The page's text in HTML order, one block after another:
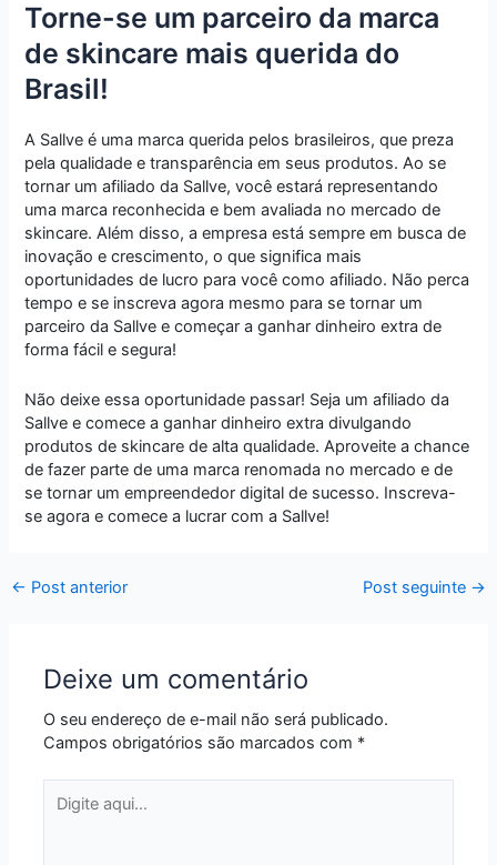
Torne-se um parceiro da marca
de skincare mais querida do
Brasil!
A Sallve é uma marca querida pelos brasileiros, que preza
pela qualidade e transparência em seus produtos. Ao se
tornar um afiliado da Sallve, você estará representando
uma marca reconhecida e bem avaliada no mercado de
skincare. Além disso, a empresa está sempre em busca de
inovação e crescimento, o que significa mais
oportunidades de lucro para você como afiliado. Não perca
tempo e se inscreva agora mesmo para se tornar um
parceiro da Sallve e começar a ganhar dinheiro extra de
forma fácil e segura!
Não deixe essa oportunidade passar! Seja um afiliado da
Sallve e comece a ganhar dinheiro extra divulgando
produtos de skincare de alta qualidade. Aproveite a chance
de fazer parte de uma marca renomada no mercado e de
se tornar um empreendedor digital de sucesso. Inscreva-
se agora e comece a lucrar com a Sallve!
← Post anterior Post seguinte →
Deixe um comentário
O seu endereço de e-mail não será publicado.
Campos obrigatórios são marcados com *
aqui...